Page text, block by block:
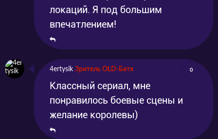
локаций. Я под большим
впечатлением!
4ertysik Зритель OLD-Батя 0
Классный сериал, мне
понравилось боевые сцены и
желание королевы)